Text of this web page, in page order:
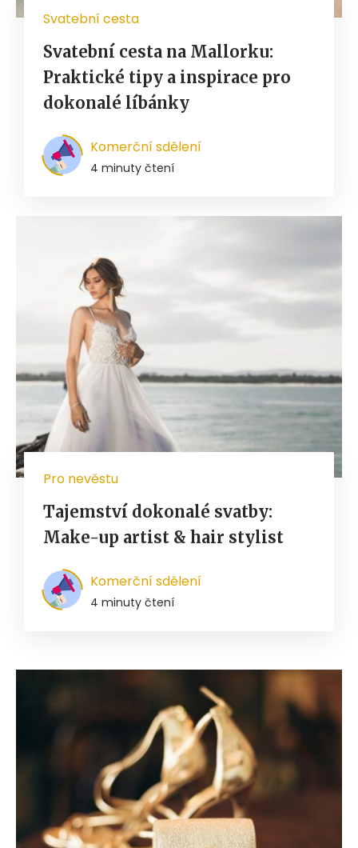
Svatební cesta
Svatební cesta na Mallorku:
Praktické tipy a inspirace pro
dokonalé líbánky
Komerční sdělení
4 minuty čtení
Pro nevěstu
Tajemství dokonalé svatby:
Make-up artist & hair stylist
Komerční sdělení
4 minuty čtení